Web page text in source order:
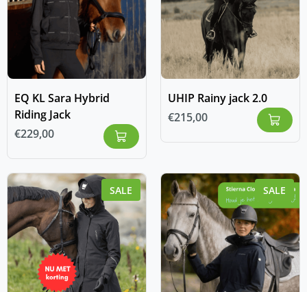
EQ KL Sara Hybrid
Riding Jack
€229,00
UHIP Rainy jack 2.0
€215,00
SALE SALE